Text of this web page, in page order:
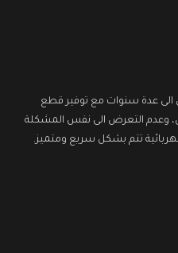
الى عدة سنوات مع توفير قطع
وعدم التعرض الى نفس المشكلة
تتم بشكل سريع ومتميز.